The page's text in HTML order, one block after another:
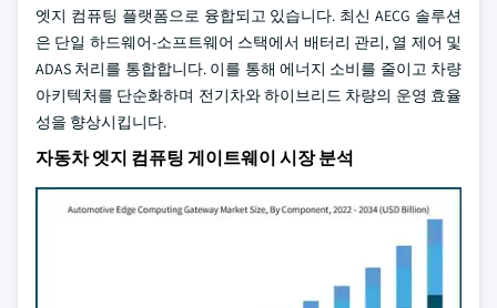
엣지 컴퓨팅 플랫폼으로 융합되고 있습니다. 최신 AECG 솔루션
은 단일 하드웨어-소프트웨어 스택에서 배터리 관리, 열 제어 및
ADAS 처리를 통합합니다. 이를 통해 에너지 소비를 줄이고 차량
아키텍처를 단순화하며 전기차와 하이브리드 차량의 운영 효율
성을 향상시킵니다.
자동차 엣지 컴퓨팅 게이트웨이 시장 분석